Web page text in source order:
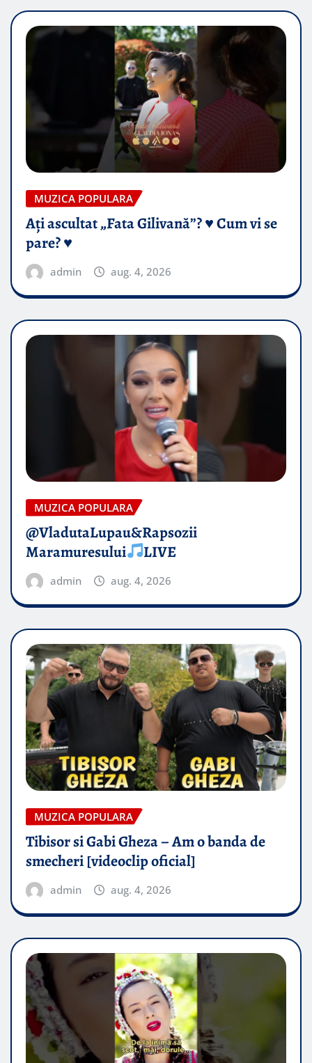
MUZICA POPULARA
Ați ascultat „Fata Gilivană”? ♥️ Cum vi se
pare? ♥️
admin aug. 4, 2026
MUZICA POPULARA
@VladutaLupau&Rapsozii
Maramuresului
LIVE
admin aug. 4, 2026
MUZICA POPULARA
Tibisor si Gabi Gheza – Am o banda de
smecheri [videoclip oficial]
admin aug. 4, 2026